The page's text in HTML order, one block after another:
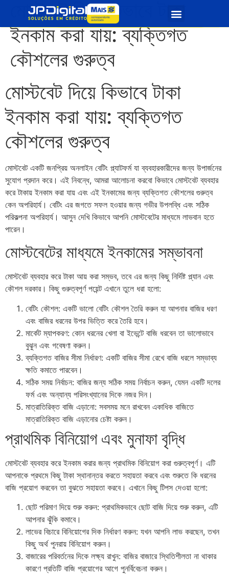
মোস্টবেট দিয়ে কিভাবে টাকা
ইনকাম করা যায়: ব্যক্তিগত
কৌশলের গুরুত্ব
মোস্টবেট দিয়ে কিভাবে টাকা
ইনকাম করা যায়: ব্যক্তিগত
কৌশলের গুরুত্ব
মোস্টবেট একটি জনপ্রিয় অনলাইন বেটিং প্ল্যাটফর্ম যা ব্যবহারকারীদের জন্য উপার্জনের
সুযোগ প্রদান করে। এই নিবন্ধে, আমরা আলোচনা করবো কিভাবে মোস্টবেট ব্যবহার
করে টাকায় ইনকাম করা যায় এবং এই ইনকামের জন্য ব্যক্তিগত কৌশলের গুরুত্ব
কেন অপরিহার্য। বেটিং এর জগতে সফল হওয়ার জন্য গভীর উপলব্ধি এবং সঠিক
পরিকল্পনা অপরিহার্য। আসুন দেখি কিভাবে আপনি মোস্টবেটের মাধ্যমে লাভবান হতে
পারেন।
মোস্টবেটের মাধ্যমে ইনকামের সম্ভাবনা
মোস্টবেট ব্যবহার করে টাকা আয় করা সম্ভব, তবে এর জন্য কিছু নির্দিষ্ট প্ল্যান এবং
কৌশল দরকার। কিছু গুরুত্বপূর্ণ পয়েন্ট এখানে তুলে ধরা হলো:
বেটিং কৌশল: একটি ভালো বেটিং কৌশল তৈরি করুন যা আপনার বাজির ধরণ
এবং বাজির ধরনের উপর ভিত্তি করে তৈরি হবে।
মার্কেট ম্যাপকরণ: কোন ধরনের খেলা বা ইভেন্টে বাজি ধরবেন তা ভালোভাবে
বুঝুন এবং গবেষণা করুন।
ব্যক্তিগত বাজির সীমা নির্ধারণ: একটি বাজির সীমা রেখে বাজি ধরলে সম্ভাব্য
ক্ষতি কমাতে পারবেন।
সঠিক সময় নির্বাচন: বাজির জন্য সঠিক সময় নির্বাচন করুন, যেমন একটি দলের
ফর্ম এবং অন্যান্য পরিসংখ্যানের দিকে নজর দিন।
মাত্রাতিরিক্ত বাজি এড়ানো: সবসময় মনে রাখবেন একাধিক বাজিতে
মাত্রাতিরিক্ত বাজি এড়ানোর চেষ্টা করুন।
প্রাথমিক বিনিয়োগ এবং মুনাফা বৃদ্ধি
মোস্টবেট ব্যবহার করে ইনকাম করার জন্য প্রাথমিক বিনিয়োগ করা গুরুত্বপূর্ণ। এটি
আপনাকে প্রথমে কিছু টাকা স্থানান্তর করতে সহায়তা করবে এবং শুরুতে কি ধরনের
বাজি প্রয়োগ করবেন তা বুঝতে সহায়তা করবে। এখানে কিছু টিপস দেওয়া হলো:
ছোট পরিমাণ দিয়ে শুরু করুন: প্রাথমিকভাবে ছোট বাজি দিয়ে শুরু করুন, এটি
আপনার ঝুঁকি কমাবে।
লাভের বিচারে বিনিয়োগের দিক নির্ধারণ করুন: যখন আপনি লাভ করছেন, তখন
কিছু অর্থ পুনরায় বিনিয়োগ করুন।
বাজারের পরিবর্তনের দিকে লক্ষ্য রাখুন: বাজির বাজারে স্থিতিশীলতা না থাকার
কারণে প্রতিটি বাজি প্রয়োগের আগে পুনর্বিবেচনা করুন।